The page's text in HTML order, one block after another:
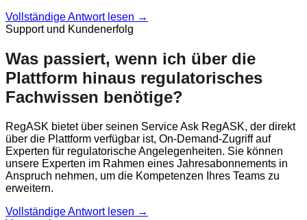
Vollständige Antwort lesen →
Support und Kundenerfolg
Was passiert, wenn ich über die
Plattform hinaus regulatorisches
Fachwissen benötige?
RegASK bietet über seinen Service Ask RegASK, der direkt
über die Plattform verfügbar ist, On-Demand-Zugriff auf
Experten für regulatorische Angelegenheiten. Sie können
unsere Experten im Rahmen eines Jahresabonnements in
Anspruch nehmen, um die Kompetenzen Ihres Teams zu
erweitern.
Vollständige Antwort lesen →